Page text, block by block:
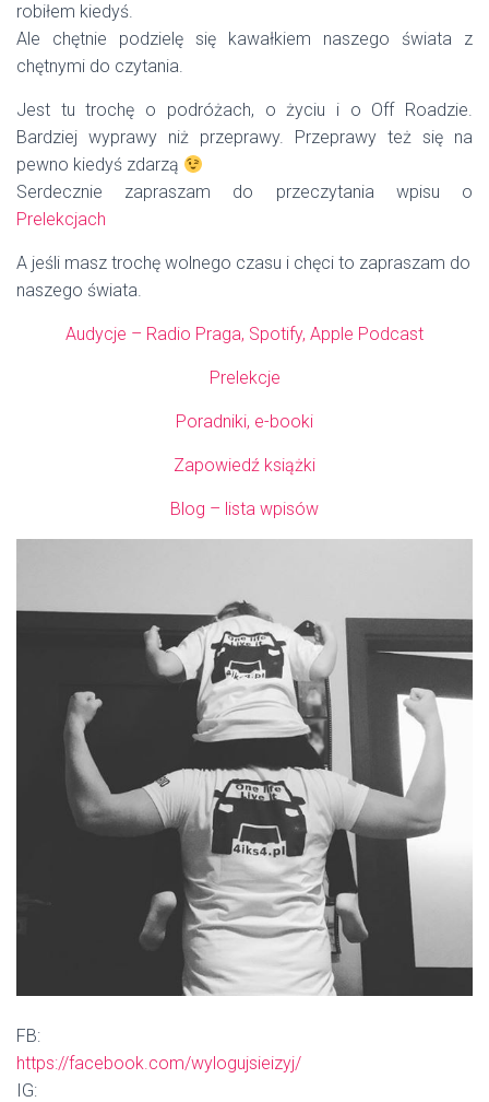
robiłem kiedyś.
Ale chętnie podzielę się kawałkiem naszego świata z
chętnymi do czytania.
Jest tu trochę o podróżach, o życiu i o Off Roadzie.
Bardziej wyprawy niż przeprawy. Przeprawy też się na
pewno kiedyś zdarzą
Serdecznie zapraszam do przeczytania wpisu o
Prelekcjach
A jeśli masz trochę wolnego czasu i chęci to zapraszam do
naszego świata.
Audycje – Radio Praga, Spotify, Apple Podcast
Prelekcje
Poradniki, e-booki
Zapowiedź książki
Blog – lista wpisów
FB:
https://facebook.com/wylogujsieizyj/
IG: